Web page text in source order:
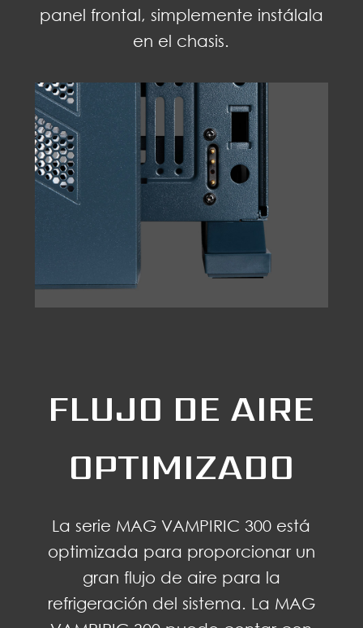
panel frontal, simplemente instálala
en el chasis.
FLUJO DE AIRE
OPTIMIZADO
La serie MAG VAMPIRIC 300 está
optimizada para proporcionar un
gran flujo de aire para la
refrigeración del sistema. La MAG